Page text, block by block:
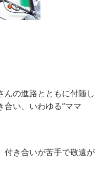
んの進路とともに付随し
合い、いわゆる”ママ
付き合いが苦手で敬遠が